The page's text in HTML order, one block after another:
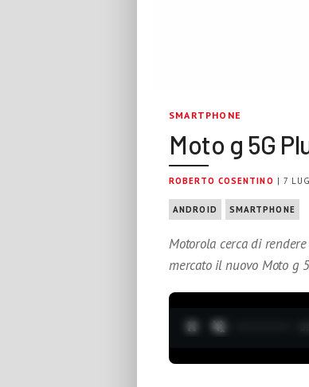
SMARTPHONE
Moto g 5G
ROBERTO COSENTINO | 7
ANDROID SMARTPHONE
Motorola cerca di
mercato il nuovo Moto g